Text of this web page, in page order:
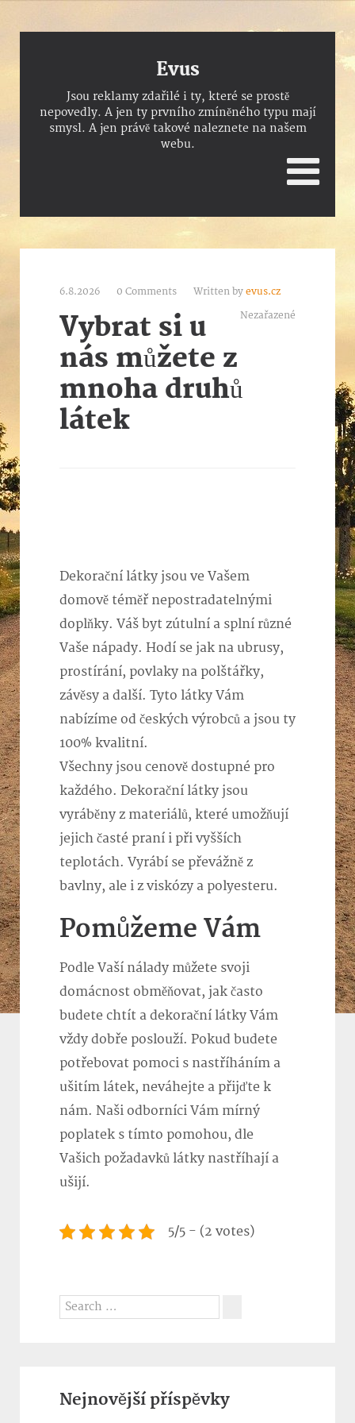
Evus
Jsou reklamy zdařilé i ty, které se prostě
nepovedly. A jen ty prvního zmíněného typu mají
smysl. A jen právě takové naleznete na našem
webu.
6.8.2026 0 Comments Written by evus.cz
Nezařazené
Vybrat si u
nás můžete z
mnoha druhů
látek
Dekorační látky jsou ve Vašem
domově téměř nepostradatelnými
doplňky. Váš byt zútulní a splní různé
Vaše nápady. Hodí se jak na ubrusy,
prostírání, povlaky na polštářky,
závěsy a další. Tyto látky Vám
nabízíme od českých výrobců a jsou ty
100% kvalitní.
Všechny jsou cenově dostupné pro
každého. Dekorační látky jsou
vyráběny z materiálů, které umožňují
jejich časté praní i při vyšších
teplotách. Vyrábí se převážně z
bavlny, ale i z viskózy a polyesteru.
Pomůžeme Vám
Podle Vaší nálady můžete svoji
domácnost obměňovat, jak často
budete chtít a dekorační látky Vám
vždy dobře poslouží. Pokud budete
potřebovat pomoci s nastříháním a
ušitím látek, neváhejte a přijďte k
nám. Naši odborníci Vám mírný
poplatek s tímto pomohou, dle
Vašich požadavků látky nastříhají a
ušijí.
5/5 - (2 votes)
Search
for:
Nejnovější příspěvky